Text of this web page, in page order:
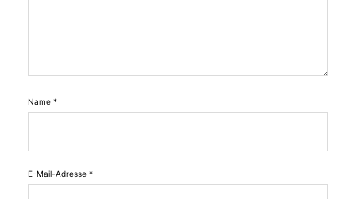
Name *
E-Mail-Adresse *